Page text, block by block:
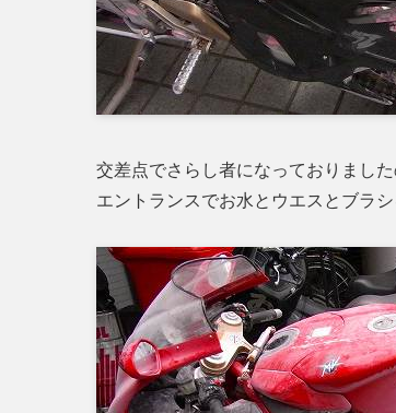
交差点でさらし者になっておりまし
エントランスでお水とウエスとブラシ